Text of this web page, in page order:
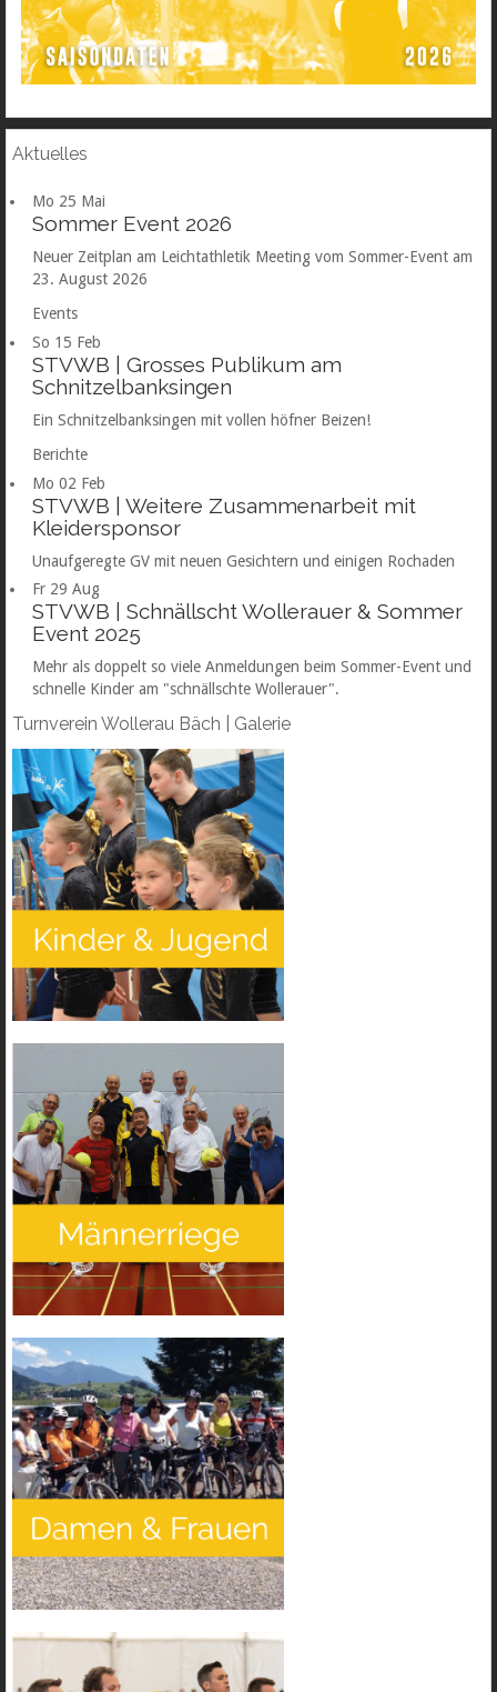
Aktuelles
Mo 25 Mai
Sommer Event 2026
Neuer Zeitplan am Leichtathletik Meeting vom Sommer-Event am
23. August 2026
Events
So 15 Feb
STVWB | Grosses Publikum am
Schnitzelbanksingen
Ein Schnitzelbanksingen mit vollen höfner Beizen!
Berichte
Mo 02 Feb
STVWB | Weitere Zusammenarbeit mit
Kleidersponsor
Unaufgeregte GV mit neuen Gesichtern und einigen Rochaden
Fr 29 Aug
STVWB | Schnällscht Wollerauer & Sommer
Event 2025
Mehr als doppelt so viele Anmeldungen beim Sommer-Event und
schnelle Kinder am "schnällschte Wollerauer".
Turnverein Wollerau Bäch | Galerie